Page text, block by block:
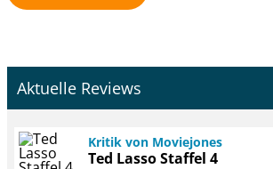
Aktuelle Reviews
Kritik von Moviejones
Ted Lasso Staffel 4